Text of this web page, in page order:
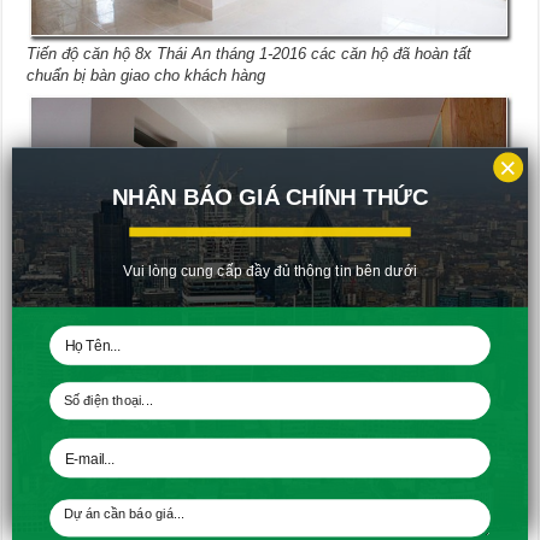
Tiến độ căn hộ 8x Thái An tháng 1-2016 các căn hộ đã hoàn tất
chuẩn bị bàn giao cho khách hàng
Tiến độ căn hộ 8x Thái An tháng 1-2016 các căn hộ đã hoàn tất
chuẩn bị bàn giao cho khách hàng
NHẬN BÁO GIÁ CHÍNH THỨC
Vui lòng cung cấp đầy đủ thông tin bên dưới
×